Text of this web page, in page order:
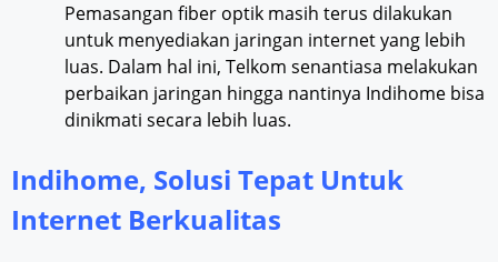
Pemasangan fiber optik masih terus dilakukan
untuk menyediakan jaringan internet yang lebih
luas. Dalam hal ini, Telkom senantiasa melakukan
perbaikan jaringan hingga nantinya Indihome bisa
dinikmati secara lebih luas.
Indihome, Solusi Tepat Untuk
Internet Berkualitas